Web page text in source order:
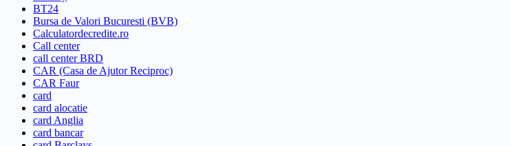
BT24
Bursa de Valori Bucuresti (BVB)
Calculatordecredite.ro
Call center
call center BRD
CAR (Casa de Ajutor Reciproc)
CAR Faur
card
card alocatie
card Anglia
card bancar